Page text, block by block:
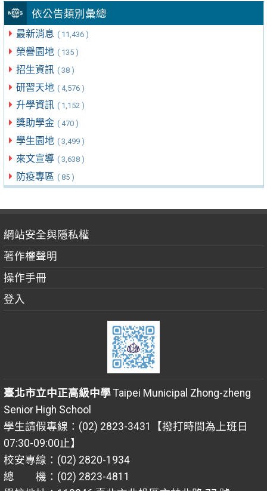
依公告類別彙總
最新消息 ( 11,436 )
榮譽園地 ( 135 )
招生資訊 ( 38 )
研習天地 ( 4,576 )
升學資訊 ( 1,152 )
獎助學金 ( 470 )
學生園地 ( 3,499 )
來文宣導 ( 3,638 )
防疫專區 ( 85 )
網站安全與隱私權
著作權聲明
操作手冊
登入
臺北市立中正高級中學Taipei Municipal Zhong-zheng
Senior High School
學生請假專線：(02) 2823-3431【撥打時間為上班日
07:30-09:00止】
校安專線：(02) 2820-1934
總 機：(02) 2823-4811